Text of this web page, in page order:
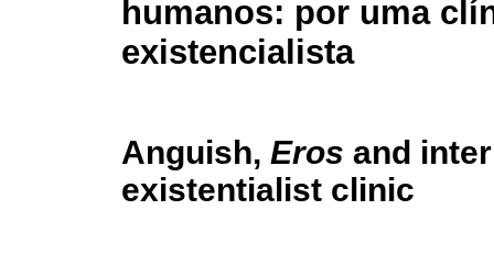
humanos: por uma
existencialista
Anguish, Eros and
existentialist clinic